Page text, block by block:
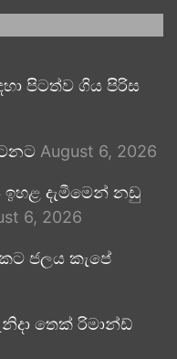
පිටත්ව ගිය පිරිස
August 6, 2026
දැමීමෙන් නඩු
6, 2026
ජලය කැපේ
තෙක් රිමාන්ඩ්